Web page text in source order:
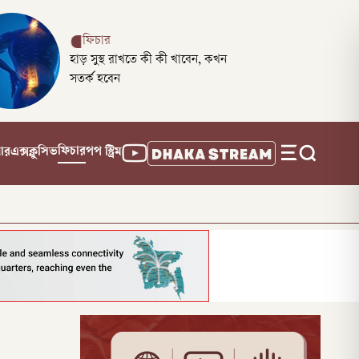
ফিচার
হাড় সুস্থ রাখতে কী কী খাবেন, কখন
সতর্ক হবেন
এক্সক্লুসিভফিচারপপ স্ট্রিম